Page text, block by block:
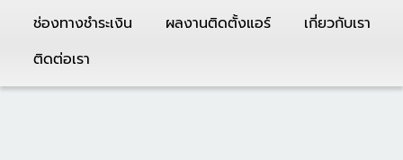
ช่องทางชำระเงิน
ผลงานติดตั้งแอร์
เกี่ยวกับเรา
ติดต่อเรา